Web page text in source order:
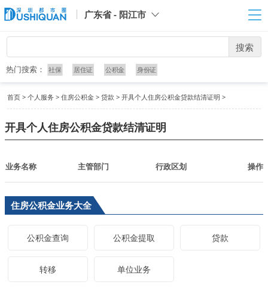
广东省 - 阳江市
搜索
热门搜索： 社保 居住证 公积金 身份证
首页 > 个人服务 > 住房公积金 > 贷款 > 开具个人住房公积金贷款结清证明 >
开具个人住房公积金贷款结清证明
业务名称 主管部门 行政区划 操作
住房公积金业务大全
公积金查询 公积金提取 贷款
转移 单位业务